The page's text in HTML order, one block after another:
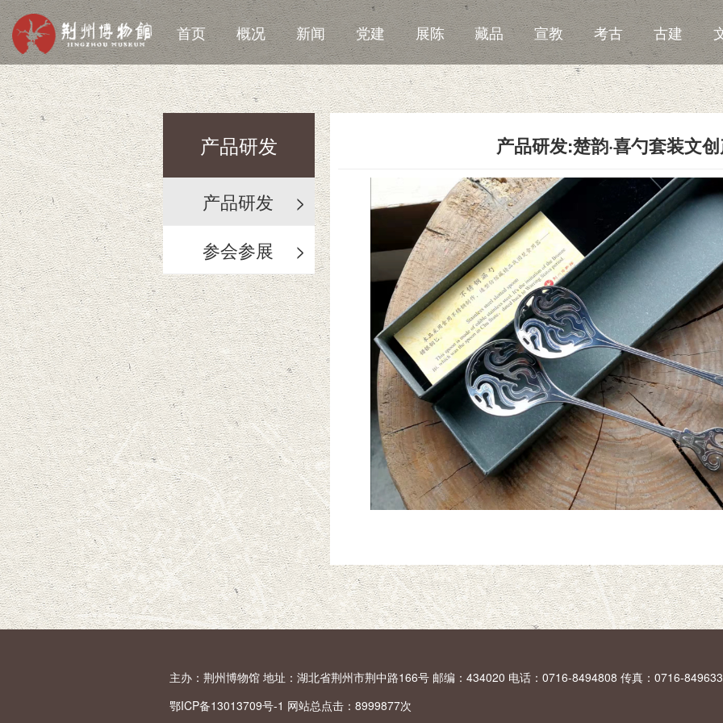
首页 概况 新闻 党建 展陈 藏品 宣教 考古 古建
产品研发
产品研发
>
参会参展
>
产品研发:楚韵·喜勺套装文
主办：荆州博物馆 地址：湖北省荆州市荆中路166号 邮编：434020 电话：0716-8494808 传真：0716-
鄂ICP备13013709号-1 网站总点击： 8999877次